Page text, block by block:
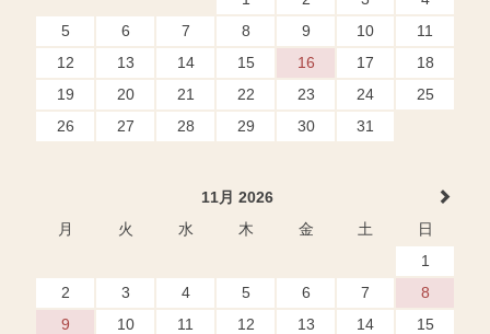
5
6 7 8 9 10
11
12
13 14 15 16 17
18
19
20 21 22 23 24
25
26
27 28 29 30 31
11月 2026
月
火 水 木 金 土
日
1
2
3 4 5 6 7
8
9
10 11 12 13 14
15